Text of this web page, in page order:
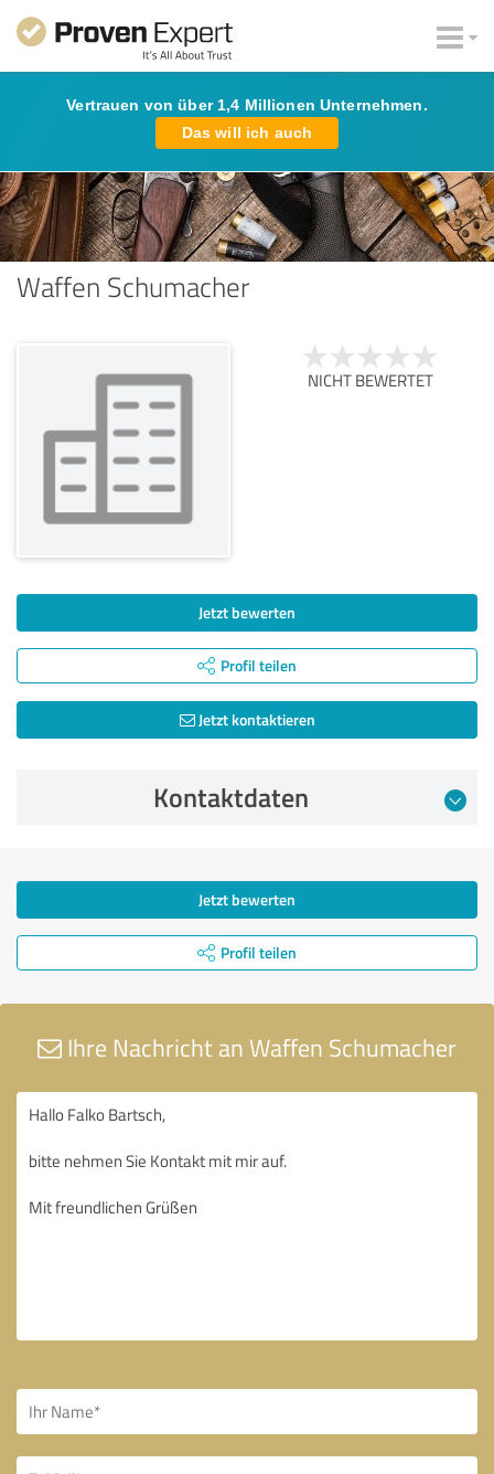
Vertrauen von über 1,4 Millionen Unternehmen.
Das will ich auch
Waffen Schumacher
NICHT BEWERTET
Jetzt bewerten
Profil teilen
Jetzt kontaktieren
Kontaktdaten
Jetzt bewerten
Profil teilen
Ihre Nachricht an Waffen Schumacher